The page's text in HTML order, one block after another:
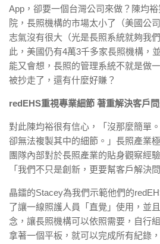
App，卻要一個台灣公司來做？陳均
院，長照機構的市場太小了（美國公
志氣沒有很大（光是長照系統就夠我
此，美國仍有4萬3千多家長照機構，
能又會想，長照的管理系統不就是做
被抄走了，還有什麼好賺？
redEHS重視專業細節 著重解決客戶
對此陳均裕很有信心，「沒那麼簡單
卻無法複製其中的細節。」長照產業
團隊內部對於長照產業的貼身觀察經
「我們不只是創新，更要幫客戶解決問
晶鐳的Stacey為我們示範他們的
了讓一線照護人員「直覺」使用，並
念，讓長照機構可以依照需要，自行
拿著一個平板，就可以完成所有紀錄